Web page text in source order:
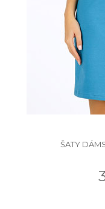
ŠATY